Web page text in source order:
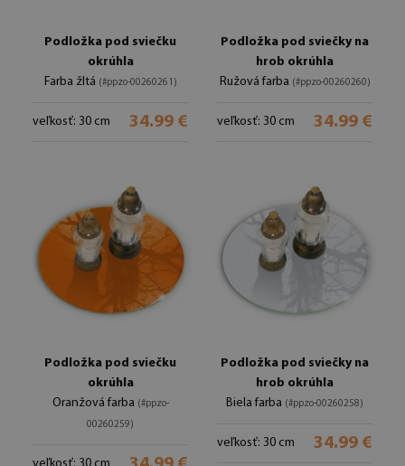
Podložka pod sviečku
okrúhla
Farba žltá (#ppzo-00260261)
veľkosť: 30 cm 34.99 €
Podložka pod sviečky na
hrob okrúhla
Ružová farba (#ppzo-00260260)
veľkosť: 30 cm 34.99 €
Podložka pod sviečku
okrúhla
Oranžová farba (#ppzo-
00260259)
Podložka pod sviečky na
hrob okrúhla
Biela farba (#ppzo-00260258)
veľkosť: 30 cm 34.99 €